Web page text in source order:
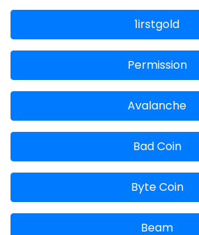
1irstgold
Permission
Avalanche
Bad Coin
Byte Coin
Beam